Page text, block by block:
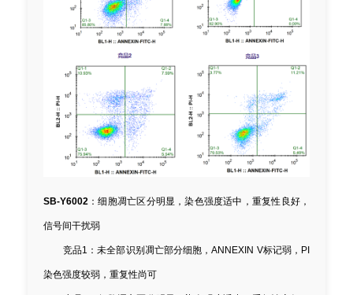
SB-Y6002 ：细胞凋亡区分明显，染色强度适中，重复性良好，
信号间干扰弱
竞品1：未全部识别凋亡部分细胞，ANNEXIN V标记弱，PI
染色强度较弱，重复性尚可